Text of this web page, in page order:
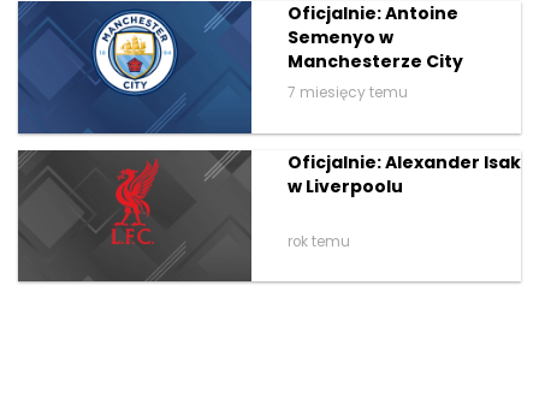
Oficjalnie: Antoine
Semenyo w
Manchesterze City
7 miesięcy temu
Oficjalnie: Alexander Isak
w Liverpoolu
rok temu